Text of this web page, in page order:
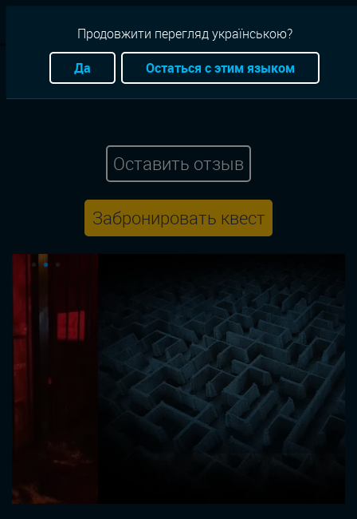
Киев Триллер
Антуражный
Anabioz Quest
Зомби: побег
Оставить отзыв
Забронировать квест
Продовжити перегляд українською?
Да
Остаться с этим языком